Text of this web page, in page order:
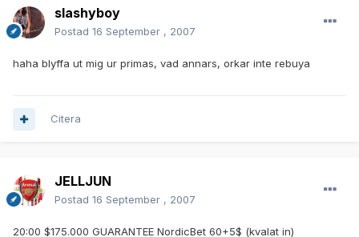
slashyboy
Postad 16 September , 2007
haha blyffa ut mig ur primas, vad annars, orkar inte rebuya
Citera
JELLJUN
Postad 16 September , 2007
20:00 $175.000 GUARANTEE NordicBet 60+5$ (kvalat in)